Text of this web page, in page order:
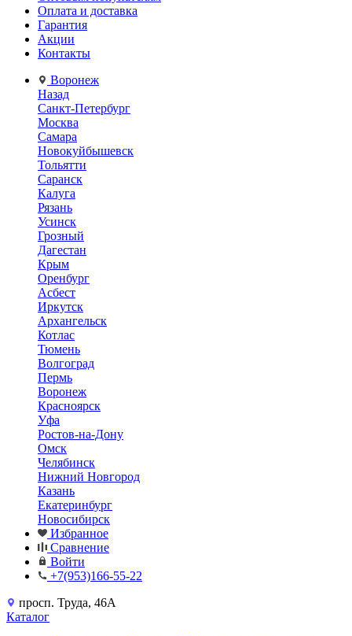
Оплата и доставка
Гарантия
Акции
Контакты
Воронеж
Назад
Санкт-Петербург
Москва
Самара
Новокуйбышевск
Тольятти
Саранск
Калуга
Рязань
Усинск
Грозный
Дагестан
Крым
Оренбург
Асбест
Иркутск
Архангельск
Котлас
Тюмень
Волгоград
Пермь
Воронеж
Красноярск
Уфа
Ростов-на-Дону
Омск
Челябинск
Нижний Новгород
Казань
Екатеринбург
Новосибирск
Избранное
Сравнение
Войти
+7(953)166-55-22
просп. Труда, 46А
Каталог